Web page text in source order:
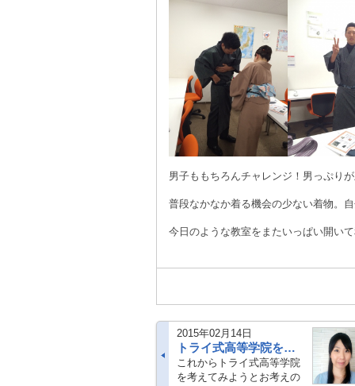
男子ももちろんチャレンジ！男っぷりが
普段なかなか着る機会の少ない着物。
今日のような教室をまたいっぱい開い
2015年02月14日
トライ式高等学院を体験してみよう！オープンキャンパスのご案内！
これからトライ式高等学院
を考えてみようとお考えの